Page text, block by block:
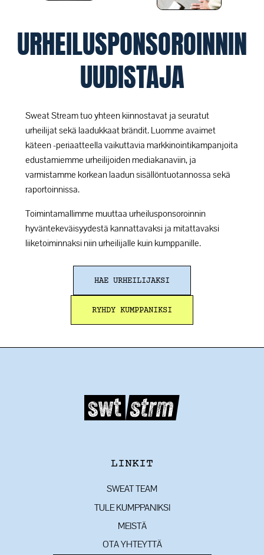
URHEILUSPONSOROINNIN
UUDISTAJA
Sweat Stream tuo yhteen kiinnostavat ja seuratut
urheilijat sekä laadukkaat brändit. Luomme avaimet
käteen -periaatteella vaikuttavia markkinointikampanjoita
edustamiemme urheilijoiden mediakanaviin, ja
varmistamme korkean laadun sisällöntuotannossa sekä
raportoinnissa.
Toimintamallimme muuttaa urheilusponsoroinnin
hyväntekeväisyydestä kannattavaksi ja mitattavaksi
liiketoiminnaksi niin urheilijalle kuin kumppanille.
HAE URHEILIJAKSI
RYHDY KUMPPANIKSI
LINKIT
SWEAT TEAM
TULE KUMPPANIKSI
MEISTÄ
OTA YHTEYTTÄ